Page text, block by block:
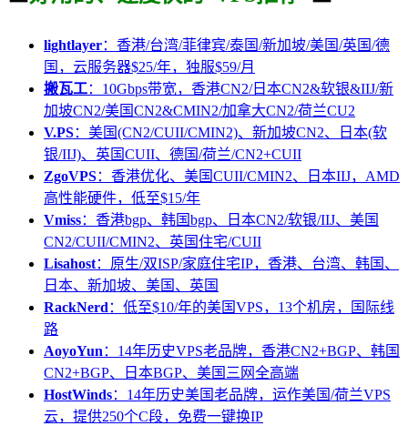
lightlayer：香港/台湾/菲律宾/泰国/新加坡/美国/英国/德
国，云服务器$25/年，独服$59/月
搬瓦工：10Gbps带宽，香港CN2/日本CN2&软银&IIJ/新
加坡CN2/美国CN2&CMIN2/加拿大CN2/荷兰CU2
V.PS：美国(CN2/CUII/CMIN2)、新加坡CN2、日本(软
银/IIJ)、英国CUII、德国/荷兰/CN2+CUII
ZgoVPS：香港优化、美国CUII/CMIN2、日本IIJ，AMD
高性能硬件，低至$15/年
Vmiss：香港bgp、韩国bgp、日本CN2/软银/IIJ、美国
CN2/CUII/CMIN2、英国住宅/CUII
Lisahost：原生/双ISP/家庭住宅IP，香港、台湾、韩国、
日本、新加坡、美国、英国
RackNerd：低至$10/年的美国VPS，13个机房，国际线
路
AoyoYun：14年历史VPS老品牌，香港CN2+BGP、韩国
CN2+BGP、日本BGP、美国三网全高端
HostWinds：14年历史美国老品牌，运作美国/荷兰VPS
云，提供250个C段，免费一键换IP